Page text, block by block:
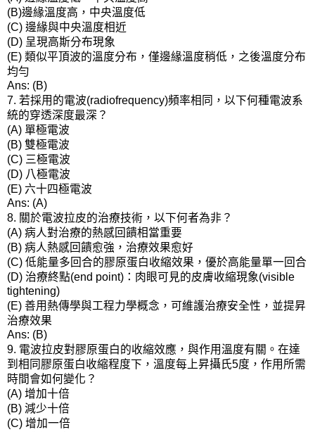
(B)邊緣溫度高，中央溫度低
(C) 邊緣與中央溫度相近
(D) 呈現高斯分布現象
(E) 類似平頂波的溫度分布，僅邊緣溫度稍低，之後溫度分布
均勻
Ans: (B)
7. 若採用的電波(radiofrequency)頻率相同，以下何種電波系
統的穿透深度最深？
(A) 單極電波
(B) 雙極電波
(C) 三極電波
(D) 八極電波
(E) 六十四極電波
Ans: (A)
8. 關於電波拉皮的治療技術，以下何者為非？
(A) 病人對治療的熱感回饋相當重要
(B) 病人熱感回饋愈強，治療效果愈好
(C) 低能量多回合的膠原蛋白收縮效果，優於高能量單一回合
(D) 治療終點(end point) ：肉眼可見的皮膚收縮現象(visible
tightening)
(E) 善用熱傳學與工程力學概念，可維護治療安全性，並提昇
治療效果
Ans: (B)
9. 電波拉皮對膠原蛋白的收縮效應，與作用溫度有關。在達
到相同膠原蛋白收縮程度下，溫度每上昇攝氏5度，作用所需
時間會如何變化？
(A) 增加十倍
(B) 減少十倍
(C) 增加一倍